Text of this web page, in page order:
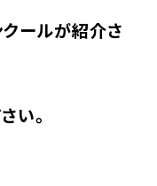
ールが紹介さ
い。